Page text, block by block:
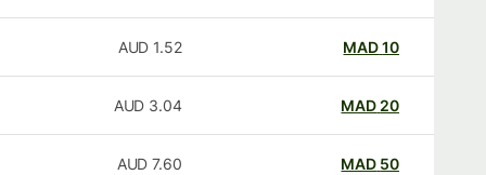
MAD
1.52
AUD
20
MAD
3.04
AUD
50
MAD
7.60
AUD